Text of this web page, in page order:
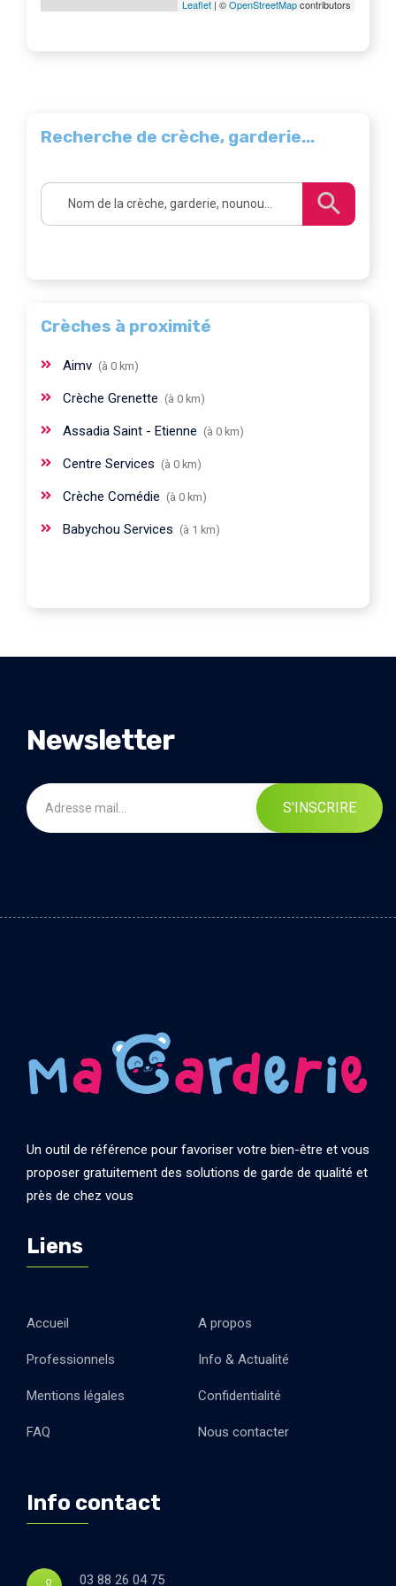
Leaflet | ©OpenStreetMapcontributors
Recherche de crèche, garderie...
Crèches à proximité
Aimv (à 0 km)
Crèche Grenette (à 0 km)
Assadia Saint - Etienne (à 0 km)
Centre Services (à 0 km)
Crèche Comédie (à 0 km)
Babychou Services (à 1 km)
Newsletter
S'INSCRIRE
Un outil de référence pour favoriser votre bien-être et vous
proposer gratuitement des solutions de garde de qualité et
près de chez vous
Liens
Accueil A propos
Professionnels Info & Actualité
Mentions légales Confidentialité
FAQ Nous contacter
Info contact
03 88 26 04 75